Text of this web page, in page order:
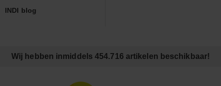
INDI blog
Wij hebben inmiddels 454.716 artikelen beschikbaar!